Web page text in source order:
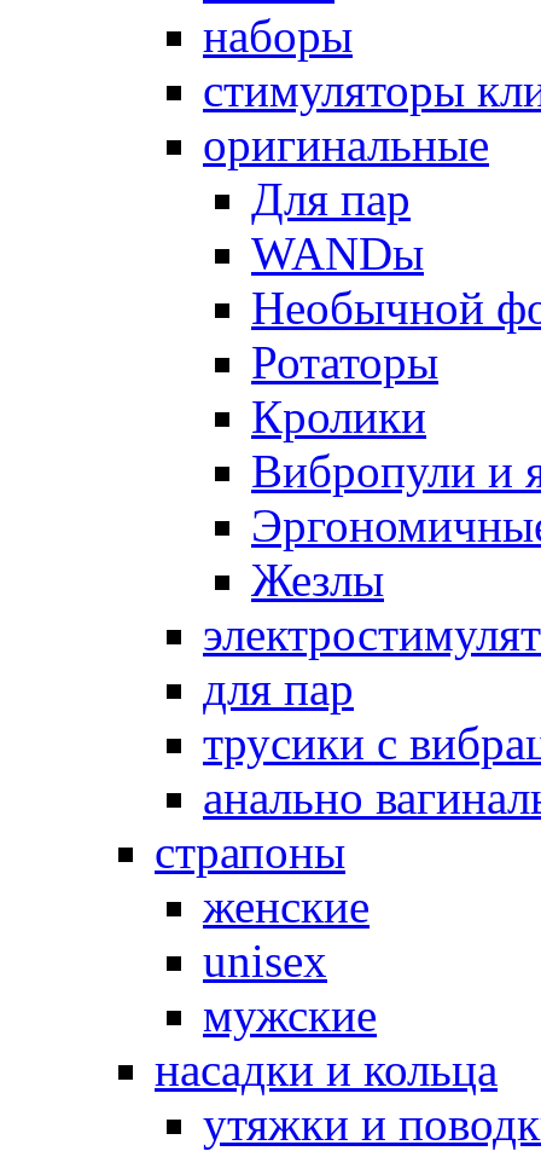
наборы
стимуляторы
оригинальные
Для пар
WANDы
Необычной
Ротаторы
Кролики
Вибропули и
Жезлы
для пар
трусики с
анально
страпоны
женские
unisex
мужские
насадки и кольца
утяжки и